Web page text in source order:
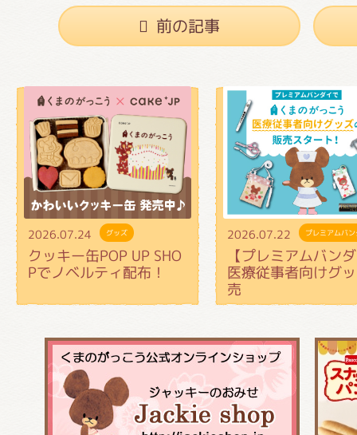
前の記事
2026.07.24 グッズ
クッキー缶POP UP SHO
Pでノベルティ配布！
2026.07.22 プレミアムバ
【プレミアムバン
医療従事者向けグ
売